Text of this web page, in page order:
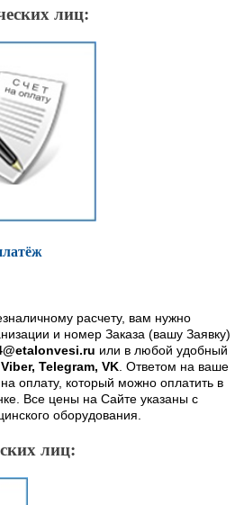
лиц:
расчету, вам нужно
и номер Заказа (вашу Заявку)
или в любой удобный
Telegram, VK. Ответом на ваше
оплату, который можно оплатить в
Все цены на Сайте указаны с
оборудования.
лиц: